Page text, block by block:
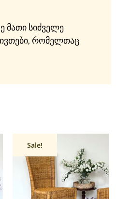
მათი სიძველე
რომელთაც
Sale!